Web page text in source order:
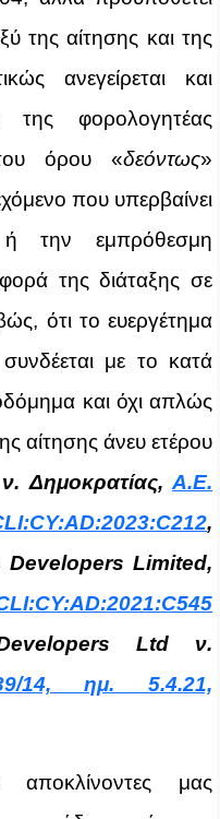
της αίτησης και της
ανεγείρεται και
της φορολογητέας
όρου «δεόντως»
που υπερβαίνει
την εμπρόθεσμη
της διάταξης σε
ότι το ευεργέτημα
συνδέεται με το κατά
και όχι απλώς
αίτησης άνευ ετέρου
Δημοκρατίας,Α.Ε.
,
Developers Limited,
Ltd ν.
14, ημ. 5.4.21,
αποκλίνοντες μας